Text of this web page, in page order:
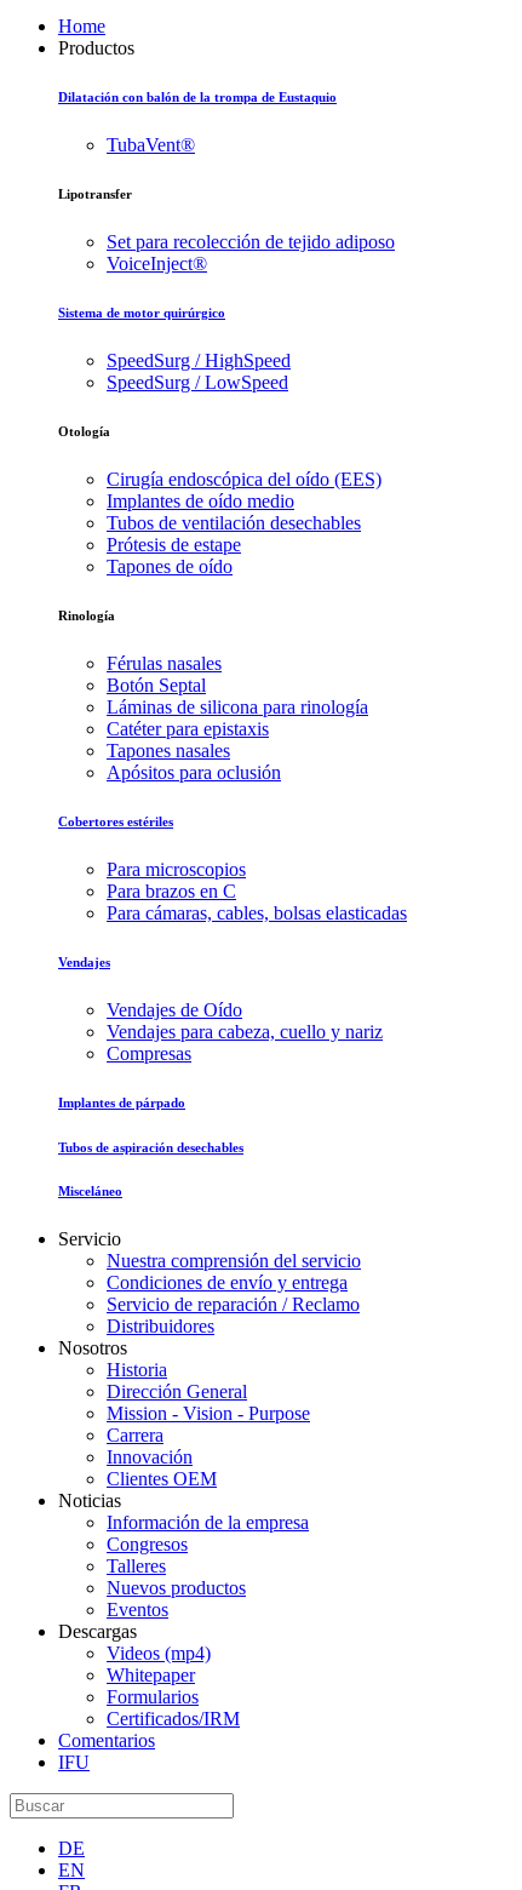
Home
Productos
Dilatación con balón de la trompa de Eustaquio
TubaVent®
Lipotransfer
Set para recolección de tejido adiposo
VoiceInject®
Sistema de motor quirúrgico
SpeedSurg / HighSpeed
SpeedSurg / LowSpeed
Otología
Cirugía endoscópica del oído (EES)
Implantes de oído medio
Tubos de ventilación desechables
Prótesis de estape
Tapones de oído
Rinología
Férulas nasales
Botón Septal
Láminas de silicona para rinología
Catéter para epistaxis
Tapones nasales
Apósitos para oclusión
Cobertores estériles
Para microscopios
Para brazos en C
Para cámaras, cables, bolsas elasticadas
Vendajes
Vendajes de Oído
Vendajes para cabeza, cuello y nariz
Compresas
Implantes de párpado
Tubos de aspiración desechables
Misceláneo
Servicio
Nuestra comprensión del servicio
Condiciones de envío y entrega
Servicio de reparación / Reclamo
Distribuidores
Nosotros
Historia
Dirección General
Mission - Vision - Purpose
Carrera
Innovación
Clientes OEM
Noticias
Información de la empresa
Congresos
Talleres
Nuevos productos
Eventos
Descargas
Videos (mp4)
Whitepaper
Formularios
Certificados/IRM
Comentarios
IFU
DE
EN